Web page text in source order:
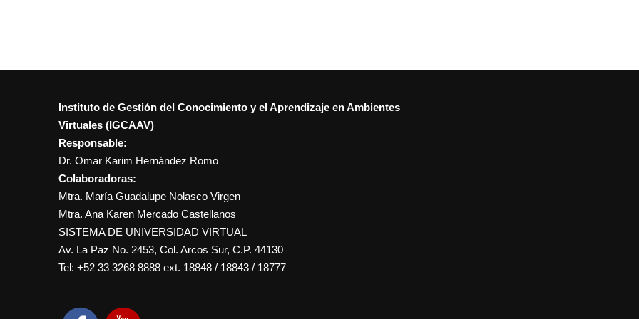
Instituto de Gestión del Conocimiento y el Aprendizaje en Ambientes
Virtuales (IGCAAV)
Responsable:
Dr. Omar Karim Hernández Romo
Colaboradoras:
Mtra. María Guadalupe Nolasco Virgen
Mtra. Ana Karen Mercado Castellanos
SISTEMA DE UNIVERSIDAD VIRTUAL
Av. La Paz No. 2453, Col. Arcos Sur, C.P. 44130
Tel: +52 33 3268 8888‏ ext. 18848 / 18843 / 18777